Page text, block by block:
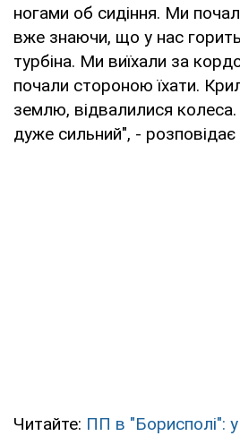
ногами об сидіння. Ми
вже знаючи, що у нас
турбіна. Ми виїхали за
почали стороною їхати.
землю, відвалилися
дуже сильний", -
Читайте: ПП в "Борисполі":